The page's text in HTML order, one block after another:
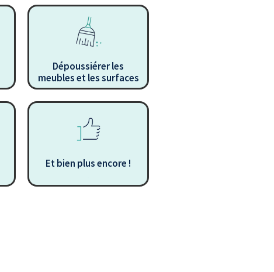
Dépoussiérer les
meubles et les surfaces
Et bien plus encore !